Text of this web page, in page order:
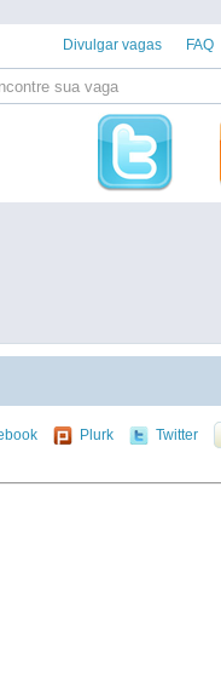
Divulgar vagas FAQ
Plurk Twitter